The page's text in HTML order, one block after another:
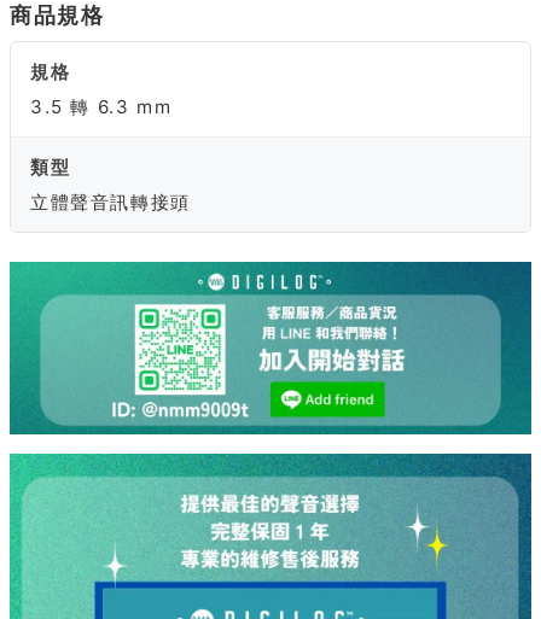
商品規格
規格
3.5 轉 6.3 mm
類型
立體聲音訊轉接頭